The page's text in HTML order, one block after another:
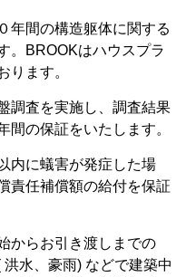
年間の構造躯体に関する
。BROOKはハウスプラ
ります。
調査を実施し、調査結果
間の保証をいたします。
内に蟻害が発症した場
責任補償額の給付を保証
からお引き渡しまでの
水、豪雨) などで建築中